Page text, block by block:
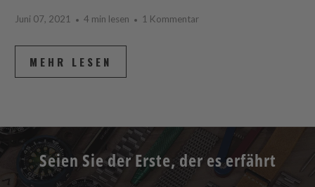
Juni 07, 2021 4 min lesen 1 Kommentar
MEHR LESEN
Seien Sie der Erste, der es erfährt